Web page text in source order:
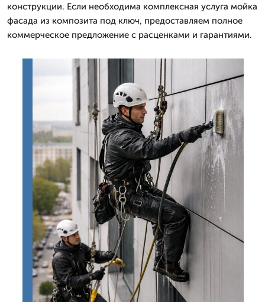
конструкции. Если необходима комплексная услуга мойка
фасада из композита под ключ, предоставляем полное
коммерческое предложение с расценками и гарантиями.